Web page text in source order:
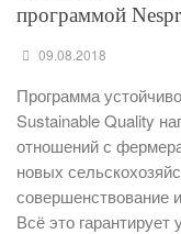
программой
09.08.2018
Программа
Sustainable Quality
отношений с
новых
совершенствование
Всё это